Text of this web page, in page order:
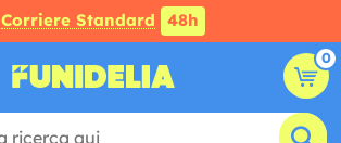
Corriere Standard 48h
0